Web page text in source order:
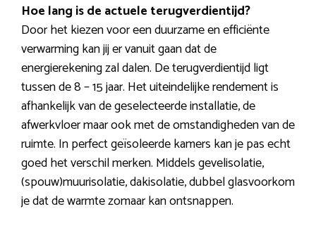
Hoe lang is de actuele terugverdientijd?
Door het kiezen voor een duurzame en efficiënte
verwarming kan jij er vanuit gaan dat de
energierekening zal dalen. De terugverdientijd ligt
tussen de 8 – 15 jaar. Het uiteindelijke rendement is
afhankelijk van de geselecteerde installatie, de
afwerkvloer maar ook met de omstandigheden van de
ruimte. In perfect geïsoleerde kamers kan je pas echt
goed het verschil merken. Middels gevelisolatie,
(spouw)muurisolatie, dakisolatie, dubbel glasvoorkom
je dat de warmte zomaar kan ontsnappen.